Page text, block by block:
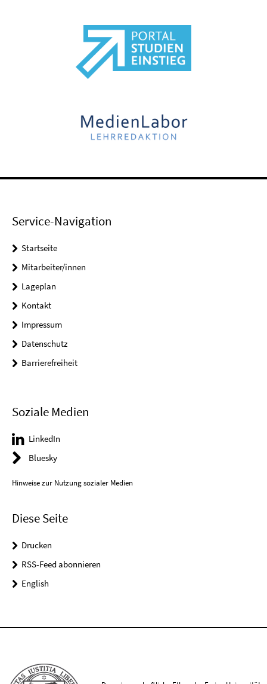
Service-Navigation
Startseite
Mitarbeiter/innen
Lageplan
Kontakt
Impressum
Datenschutz
Barrierefreiheit
Soziale Medien
LinkedIn
Bluesky
Hinweise zur Nutzung sozialer Medien
Diese Seite
Drucken
RSS-Feed abonnieren
English